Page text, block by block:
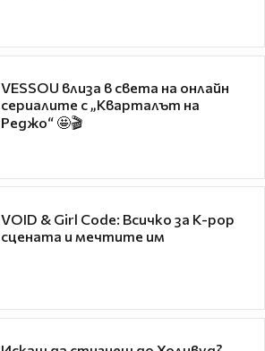
VESSOU влиза в света на онлайн
сериалите с „Кварталът на
Реджо“ 🤩🎬
VOID & Girl Code: Всичко за K-pop
сцената и мечтите им